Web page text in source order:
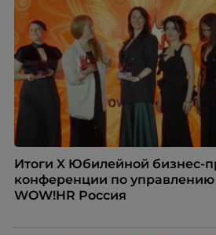
Итоги X Юбилейной бизнес-
конференции по
WOW!HR Россия